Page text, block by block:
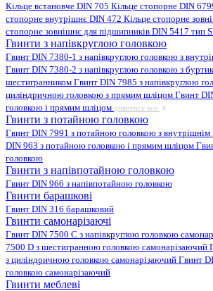
Кільце встановче DIN 705 Кільце стопорне DIN
стопорне внутрішнє DIN 472 Кільце стопорне
стопорне зовнішнє для підшипників DIN 5417 тип
Гвинти з напівкруглою головкою
Гвинт DIN 7380-1 з напівкруглою головкою з
Гвинт DIN 7380-2 з напівкруглою головкою з
шестигранником Гвинт DIN 7985 з напівкруглою
циліндричною головкою з прямим шліцом Гвинт
головкою і прямим шліцом дивитись все
Гвинти з потайною головкою
Гвинт DIN 7991 з потайною головкою з
DIN 963 з потайною головкою і прямим шліцом
головкою
Гвинти з напівпотайною головкою
Гвинт DIN 966 з напівпотайною головкою
Гвинти барашкові
Гвинт DIN 316 барашковий
Гвинти самонарізаючі
Гвинт DIN 7500 C з напівкруглою головкою
7500 D з шестигранною головкою самонарізаючий
з циліндричною головкою самонарізаючий Гвинт
головкою самонарізаючий
Гвинти меблеві